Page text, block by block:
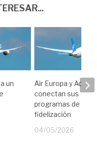
un
Air Europa y Accor
conectan sus
programas de
fidelización
04/05/2026